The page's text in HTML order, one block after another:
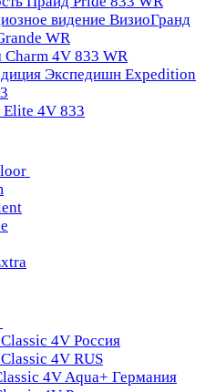
видение ВизиоГранд
WR
4V 833 WR
Экспедишн Expedition
Elite 4V 833
4V Россия
4V RUS
4V Aqua+ Германия